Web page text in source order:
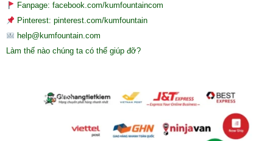
Fanpage: facebook.com/kumfountaincom
Pinterest: pinterest.com/kumfountain
help@kumfountain.com
Làm thế nào chúng ta có thể giúp đỡ?